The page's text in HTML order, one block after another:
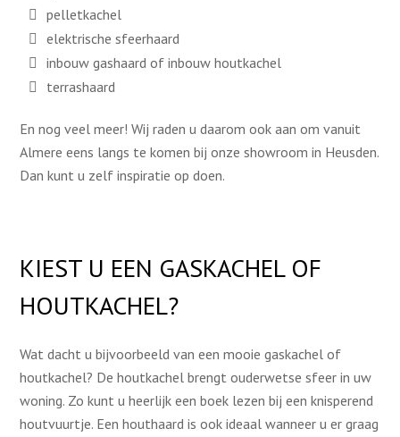
pelletkachel
elektrische sfeerhaard
inbouw gashaard of inbouw houtkachel
terrashaard
En nog veel meer! Wij raden u daarom ook aan om vanuit
Almere eens langs te komen bij onze showroom in Heusden.
Dan kunt u zelf inspiratie op doen.
KIEST U EEN GASKACHEL OF
HOUTKACHEL?
Wat dacht u bijvoorbeeld van een mooie gaskachel of
houtkachel? De houtkachel brengt ouderwetse sfeer in uw
woning. Zo kunt u heerlijk een boek lezen bij een knisperend
houtvuurtje. Een houthaard is ook ideaal wanneer u er graag